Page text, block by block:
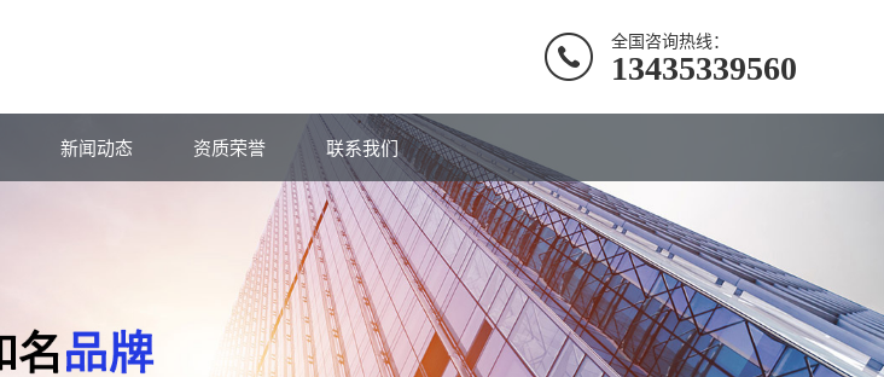
全国咨询热线：
13435339560
新闻动态 资质荣誉 联系我们